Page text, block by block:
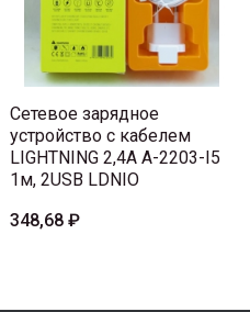
Сетевое зарядное
устройство с кабелем
LIGHTNING 2,4A A-2203-I5
1м, 2USB LDNIO
348,68 ₽